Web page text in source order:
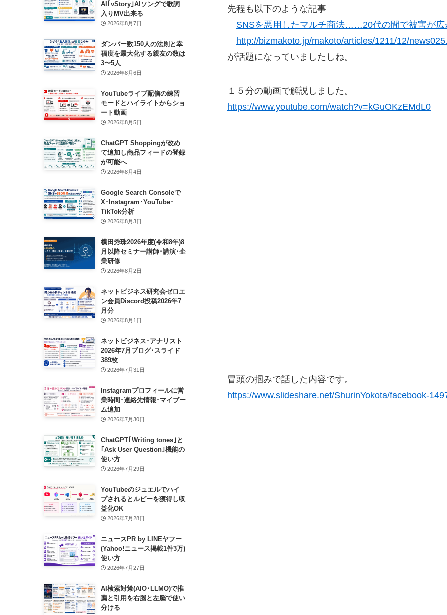
先程も以下のような記事
SNSを悪用したマルチ商法……20代の間で被害が広
http://bizmakoto.jp/makoto/articles/1211/12/
が話題になっていましたしね。
１５分の動画で解説しました。
https://www.youtube.com/watch?v=kGuOKzEMdL0
冒頭の掴みで話した内容です。
https://www.slideshare.net/ShurinYokota/facebook-
AI｢vStory｣AIソングで歌詞
入りMV出来る
2026年8月7日
ダンバー数150人の法則と幸
福度を最大化する親友の数は
3〜5人
2026年8月6日
YouTubeライブ配信の練習
モードとハイライトからショ
ート動画
2026年8月5日
ChatGPT Shoppingが改め
て追加し商品フィードの登録
が可能へ
2026年8月4日
Google Search Consoleで
X･Instagram･YouTube･
TikTok分析
2026年8月3日
横田秀珠2026年度(令和8年)8
月以降セミナー講師･講演･企
業研修
2026年8月2日
ネットビジネス研究会ゼロエ
ン会員Discord投稿2026年7
月分
2026年8月1日
ネットビジネス･アナリスト
2026年7月ブログ･スライド
389枚
2026年7月31日
Instagramプロフィールに営
業時間･連絡先情報･マイブー
ム追加
2026年7月30日
ChatGPT｢Writing tones｣と
｢Ask User Question｣機能の
使い方
2026年7月29日
YouTubeのジュエルでハイ
プされるとルビーを獲得し収
益化OK
2026年7月28日
ニュースPR by LINEヤフー
(Yahoo!ニュース掲載1件3万)
使い方
2026年7月27日
AI検索対策(AIO･LLMO)で推
薦と引用を右脳と左脳で使い
分ける